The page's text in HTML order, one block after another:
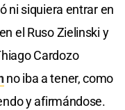
ni siquiera entrar en
el Ruso Zielinski y
Cardozo
no iba a tener, como
y afirmándose.